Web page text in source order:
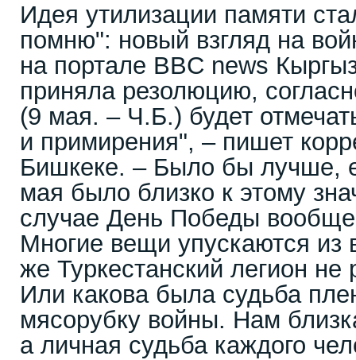
Идея утилизации памяти
помню": новый взгляд на
на портале BBC news
приняла резолюцию,
(9 мая. – Ч.Б.) будет
и примирения", – пишет
Бишкеке. – Было бы лучше,
мая было близко к этому
случае День Победы
Многие вещи упускаются из
же Туркестанский легион не
Или какова была судьба
мясорубку войны. Нам
а личная судьба каждого